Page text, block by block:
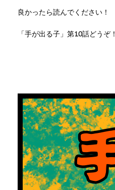
良かったら読んでください！
「手が出る子」第10話どうぞ！